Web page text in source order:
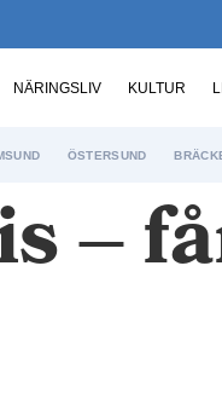
NÄRINGSLIV KULTUR
ÖSTERSUND
–